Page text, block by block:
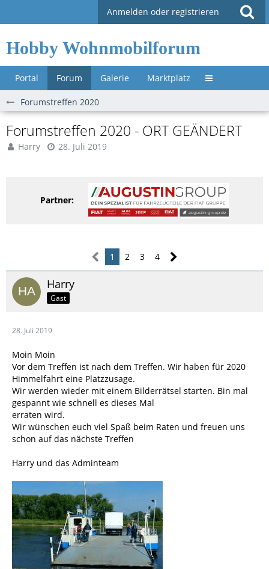
Anmelden oder registrieren
Hobby Wohnmobilforum
Portal Forum Galerie Marktplatz Untermenü »
Forumstreffen 2020
Forumstreffen 2020 - ORT GEÄNDERT
Harry 28. Juli 2019
Partner:
1 2 3 4
Harry
Gast
28. Juli 2019
Moin Moin
Vor dem Treffen ist nach dem Treffen. Wir haben für 2020
Himmelfahrt eine Platzzusage.
Wir werden wieder mit einem Bilderrätsel starten. Bin mal
gespannt wie schnell es dieses Mal
erraten wird.
Wir wünschen euch viel Spaß beim Raten und freuen uns
schon auf das nächste Treffen
Harry und das Adminteam